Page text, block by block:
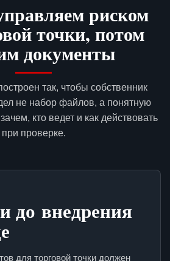
риском
точки, потом
документы
так, чтобы собственник
не набор файлов, а понятную
кто ведет и как действовать
при проверке.
до внедрения
для торговой точки должен